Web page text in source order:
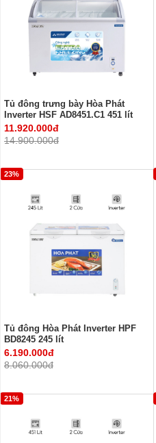
Tủ đông trưng bày Hòa Phát
Inverter HSF AD8451.C1 451 lít
11.920.000đ
14.900.000đ
23%
Tủ đông Hòa Phát Inverter HPF
BD8245 245 lít
6.190.000đ
8.060.000đ
21%